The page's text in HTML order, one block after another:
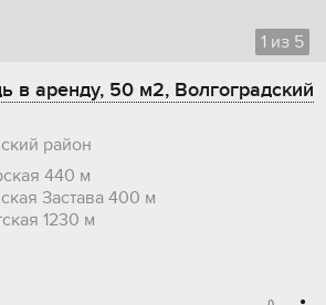
1 из 5
в аренду, 50 м2, Волгоградский
район
440 м
Застава 400 м
1230 м